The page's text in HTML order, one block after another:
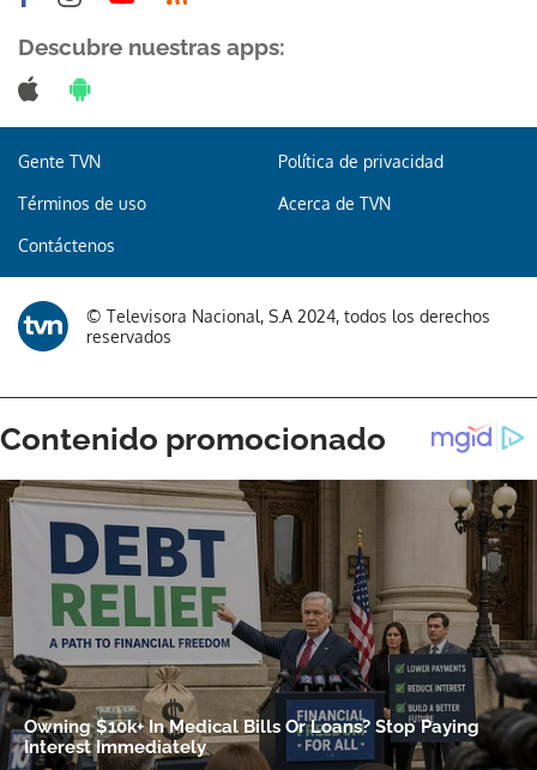
Descubre nuestras apps:
Gente TVN Política de privacidad
Términos de uso Acerca de TVN
Contáctenos
© Televisora Nacional, S.A 2024, todos los derechos
reservados